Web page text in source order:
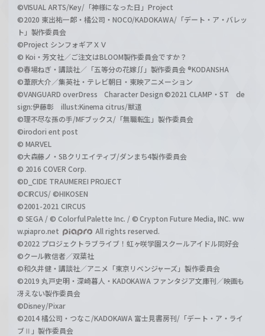
©VISUAL ARTS/Key/「神様になった日」Project
©2020 東出祐一郎・橘公司・NOCO/KADOKAWA/「デート・ア・バレッ
ト」製作委員会
©Project シンフォギアＸＶ
© Koi・芳文社／ご注文はBLOOM製作委員会ですか？
©春場ねぎ・講談社／「五等分の花嫁∬」製作委員会 ®KODANSHA
©葦原大介／集英社・テレビ朝日・東映アニメーション
©VANGUARD overDress Character Design ©2021 CLAMP・ST de
sign:伊藤彰 illust:Kinema citrus/獣道
©理不尽な孫の手/MFブックス/「無職転生」製作委員会
©irodori ent post
© MARVEL
©大森藤ノ・SBクリエイティブ/ダンまち4製作委員会
© 2016 COVER Corp.
©D_CIDE TRAUMEREI PROJECT
©CIRCUS/ ©HIKOSEN
©2001-2021 CIRCUS
© SEGA / © Colorful Palette Inc. / © Crypton Future Media, INC. ww
w.piapro.net
All rights reserved.
©2022 プロジェクトラブライブ！虹ヶ咲学園スクールアイドル同好会
©クール教信者／双葉社
©和久井健・講談社／アニメ「東京リベンジャーズ」製作委員会
©2019 丸戸史明・深崎暮人・KADOKAWA ファンタジア文庫刊／映画も
冴えない製作委員会
©Disney/Pixar
©2014 橘公司・つなこ/KADOKAWA 富士見書房刊/「デート・ア・ライ
ブⅡ」製作委員会